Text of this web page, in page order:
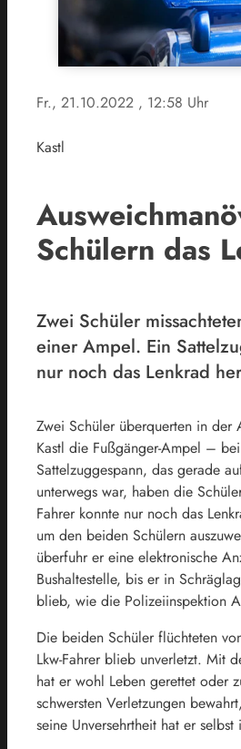
Fr., 21.10.2022 , 12:58 Uhr
Kastl
Schülern das
Zwei Schüler
einer Ampel. Ein
nur noch das Lenkrad
Zwei Schüler überquerten in der
Kastl die Fußgänger-Ampel –
Sattelzuggespann, das gerade
unterwegs war, haben die
Fahrer konnte nur noch das
um den beiden Schülern
überfuhr er eine elektronische
Bushaltestelle, bis er in
blieb, wie die Polizeiinspektion
Die beiden Schüler flüchteten
Lkw-Fahrer blieb unverletzt. Mit
hat er wohl Leben gerettet oder
schwersten Verletzungen
seine Unversehrtheit hat er